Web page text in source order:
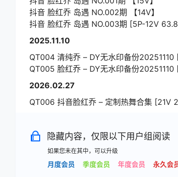
抖音 脸红乔 岛遇 NO.002期 【14V】
抖音 脸红乔 岛遇 NO.003期 [5P-12V
2025.11.10
QT004 清纯乔 – DY无水印备份
QT005 脸红乔 – DY无水印备份
2026.02.27
QT006 抖音脸红乔 – 定制热舞合集 [21V
隐藏内容，仅限以下用户组阅读
如果您未在其中，可以升级
月度会员 季度会员 年度会员 永久会